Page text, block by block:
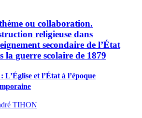
ou collaboration.
religieuse dans
secondaire de l’État
la guerre scolaire de 1879
L’Église et l’État à l’époque
TIHON